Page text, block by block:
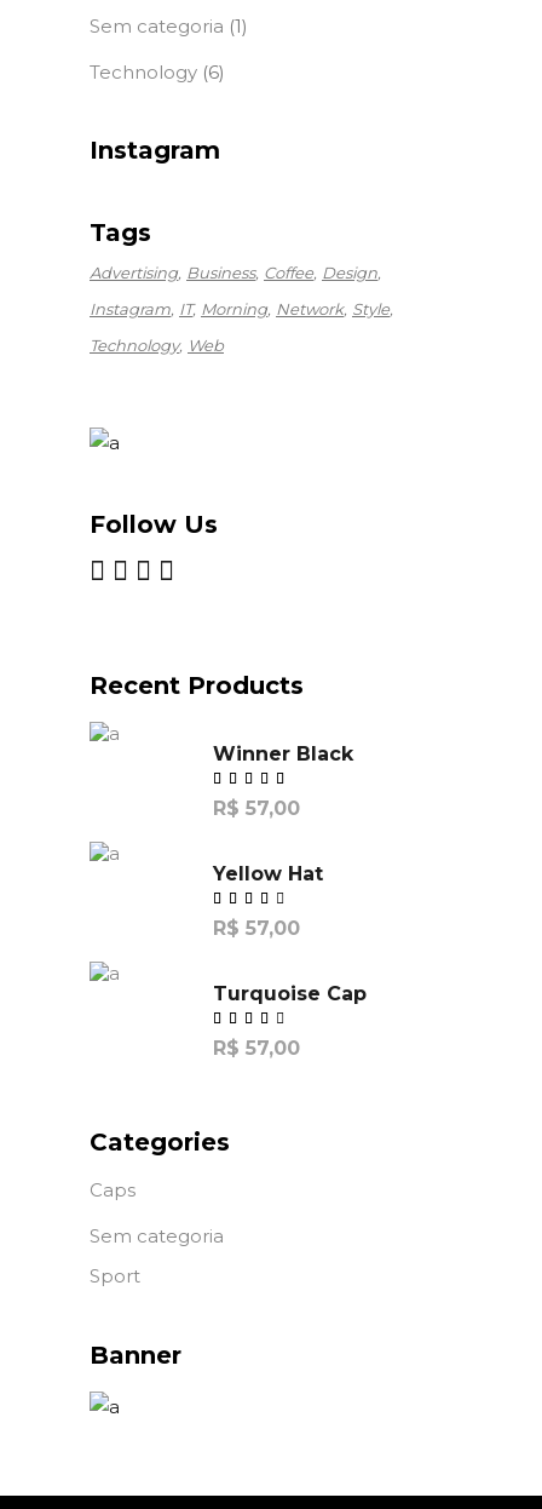
Sem categoria (1)
Technology (6)
Instagram
Tags
Advertising Business Coffee Design
Instagram IT Morning Network Style
Technology Web
Follow Us
Recent Products
Winner Black
R$ 57,00
Yellow Hat
R$ 57,00
Turquoise Cap
R$ 57,00
Categories
Caps
Sem categoria
Sport
Banner